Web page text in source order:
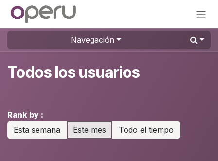
Ir al contenido
Navegación
Todos los usuarios
Rank by :
Esta semana
Este mes Todo el tiempo